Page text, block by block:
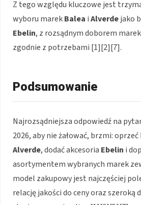
Z tego względu kluczowe jest
wyboru marekBalea iAlverdejako
Ebelin, z rozsądnym doborem
zgodnie z potrzebami [1][2][7].
Podsumowanie
Najrozsądniejsza odpowiedź na
2026, aby nie żałować, brzmi: oprzeć
Alverde, dodać akcesoria Ebelin i
asortymentem wybranych marek
model zakupowy jest najczęściej
relację jakości do ceny oraz szeroką